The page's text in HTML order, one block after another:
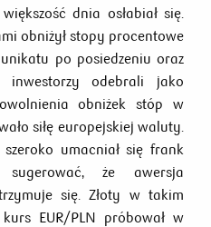
dnia osłabiał się.
obniżył stopy procentowe
po posiedzeniu oraz
inwestorzy odebrali jako
obniżek stóp w
siłę europejskiej waluty.
umacniał się frank
że awersja
się. Złoty w takim
EUR/PLN próbował w